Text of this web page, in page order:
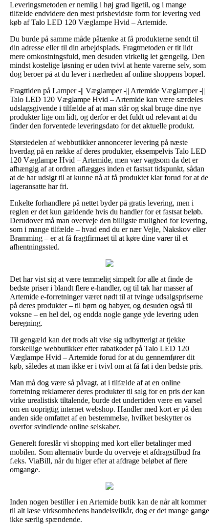
Leveringsmetoden er nemlig i høj grad ligetil, og i mange
tilfælde endvidere den mest prisbevidste form for levering ved
køb af Talo LED 120 Væglampe Hvid – Artemide.
Du burde på samme måde påtænke at få produkterne sendt til
din adresse eller til din arbejdsplads. Fragtmetoden er tit lidt
mere omkostningsfuld, men desuden virkelig let gængelig. Den
mindst kostelige løsning er uden tvivl at hente varerne selv, som
dog beroer på at du lever i nærheden af online shoppens bopæl.
Fragttiden på Lamper -|| Væglamper -|| Artemide Væglamper -||
Talo LED 120 Væglampe Hvid – Artemide kan være særdeles
udslagsgivende i tilfælde af at man står og skal bruge dine nye
produkter lige om lidt, og derfor er det fuldt ud relevant at du
finder den forventede leveringsdato for det aktuelle produkt.
Størstedelen af webbutikker annoncerer levering på næste
hverdag på en række af deres produkter, eksempelvis Talo LED
120 Væglampe Hvid – Artemide, men vær vagtsom da det er
afhængig af at ordren aflægges inden et fastsat tidspunkt, sådan
at de har udsigt til at kunne nå at få produktet klar forud for at de
lageransatte har fri.
Enkelte forhandlere på nettet byder på gratis levering, men i
reglen er det kun gældende hvis du handler for et fastsat beløb.
Derudover må man overveje den billigste mulighed for levering,
som i mange tilfælde – hvad end du er nær Vejle, Nakskov eller
Bramming – er at få fragtfirmaet til at køre dine varer til et
afhentningssted.
Det har vist sig at være temmelig simpelt for alle at finde de
bedste priser i blandt flere e-handler, og til tak har masser af
Artemide e-forretninger været nødt til at tvinge udsalgspriserne
på deres produkter – til børn og babyer, og desuden også til
voksne – en hel del, og endda nogle gange yde levering uden
beregning.
Til gengæld kan det trods alt vise sig udbytterigt at tjekke
forskellige webbutikker efter rabatkoder på Talo LED 120
Væglampe Hvid – Artemide forud for at du gennemfører dit
køb, således at man ikke er i tvivl om at få fat i den bedste pris.
Man må dog være så påvagt, at i tilfælde af at en online
forretning reklamerer deres produkter til salg for en pris der kan
virke urealistisk tiltalende, burde det undertiden være en varsel
om en uoprigtig internet webshop. Handler med kort er på den
anden side omfattet af en bestemmelse, hvilket beskytter os
overfor svindlende online selskaber.
Generelt foreslår vi shopping med kort eller betalinger med
mobilen. Som alternativ burde du overveje et afdragstilbud fra
f.eks. ViaBill, når du higer efter at afdrage beløbet af flere
omgange.
Inden nogen bestiller i en Artemide butik kan de når alt kommer
til alt læse virksomhedens handelsvilkår, dog er det mange gange
ikke særlig spændende.